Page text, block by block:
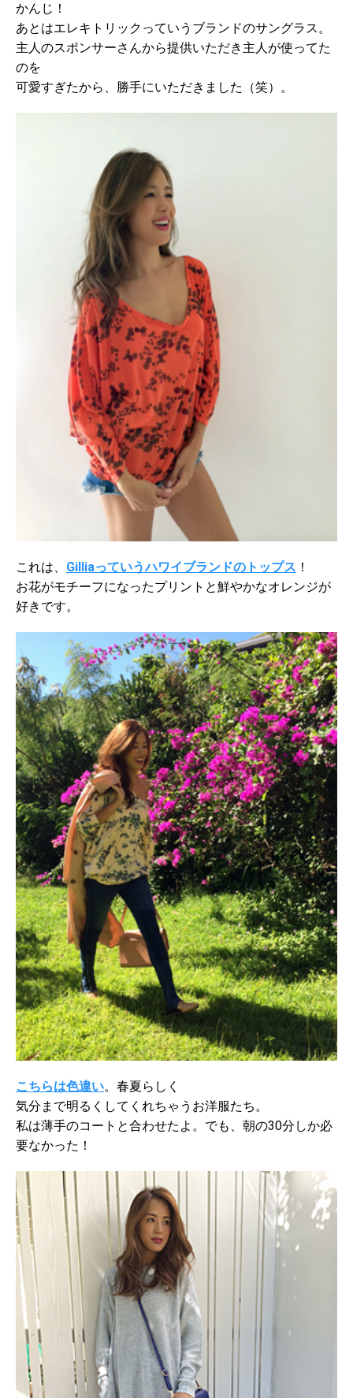
かんじ！
あとはエレキトリックっていうブランドのサングラス。
主人のスポンサーさんから提供いただき主人が使ってた
のを
可愛すぎたから、勝手にいただきました（笑）。
これは、 Gilliaっていうハワイブランドのトップス ！
お花がモチーフになったプリントと鮮やかなオレンジが
好きです。
こちらは色違い。春夏らしく
気分まで明るくしてくれちゃうお洋服たち。
私は薄手のコートと合わせたよ。でも、朝の30分しか必
要なかった！